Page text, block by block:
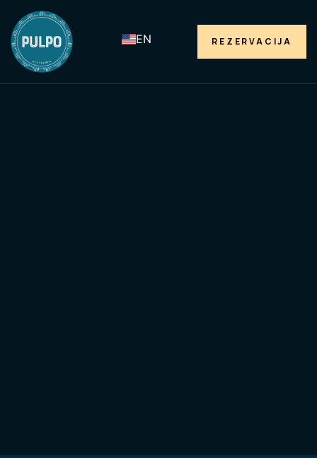
EN REZERVACIJA